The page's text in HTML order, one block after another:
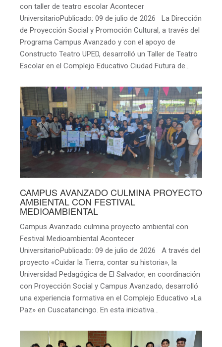
con taller de teatro escolar Acontecer
UniversitarioPublicado: 09 de julio de 2026 La Dirección
de Proyección Social y Promoción Cultural, a través del
Programa Campus Avanzado y con el apoyo de
Constructo Teatro UPED, desarrolló un Taller de Teatro
Escolar en el Complejo Educativo Ciudad Futura de…
CAMPUS AVANZADO CULMINA PROYECTO
AMBIENTAL CON FESTIVAL
MEDIOAMBIENTAL
Campus Avanzado culmina proyecto ambiental con
Festival Medioambiental Acontecer
UniversitarioPublicado: 09 de julio de 2026 A través del
proyecto «Cuidar la Tierra, contar su historia», la
Universidad Pedagógica de El Salvador, en coordinación
con Proyección Social y Campus Avanzado, desarrolló
una experiencia formativa en el Complejo Educativo «La
Paz» en Cuscatancingo. En esta iniciativa…